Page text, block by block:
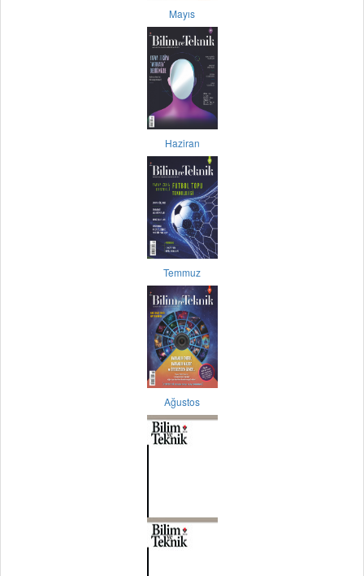
Mayıs
Haziran
Temmuz
Ağustos